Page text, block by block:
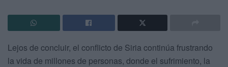
Lejos de concluir, el conflicto de Siria continúa frustrando
la vida de millones de personas, donde el sufrimiento, la